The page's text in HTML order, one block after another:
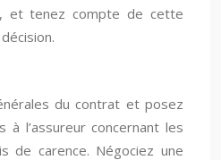
et tenez compte de cette
du contrat et posez
à l’assureur concernant les
de carence. Négociez une